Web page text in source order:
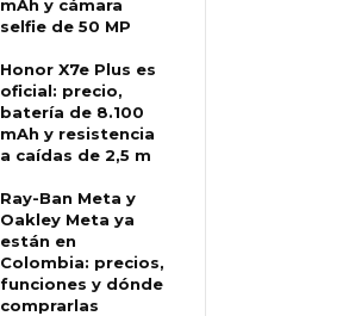
mAh y cámara
selfie de 50 MP
Honor X7e Plus es
oficial: precio,
batería de 8.100
mAh y resistencia
a caídas de 2,5 m
Ray-Ban Meta y
Oakley Meta ya
están en
Colombia: precios,
funciones y dónde
comprarlas